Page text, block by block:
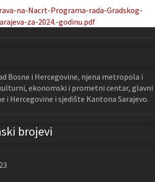
na-Nacrt-Programa-rada-Gradskog-
za-2024.-godinu.pdf
Bosne i Hercegovine, njena metropola i
ekonomski i prometni centar, glavni
i Hercegovine i sjedište Kantona Sarajevo.
brojevi